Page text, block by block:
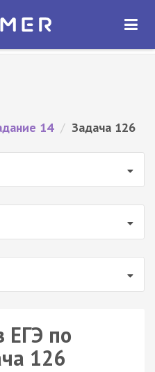
ОТКРЫТЬ
14 / Задача 126
ЕГЭ по
126